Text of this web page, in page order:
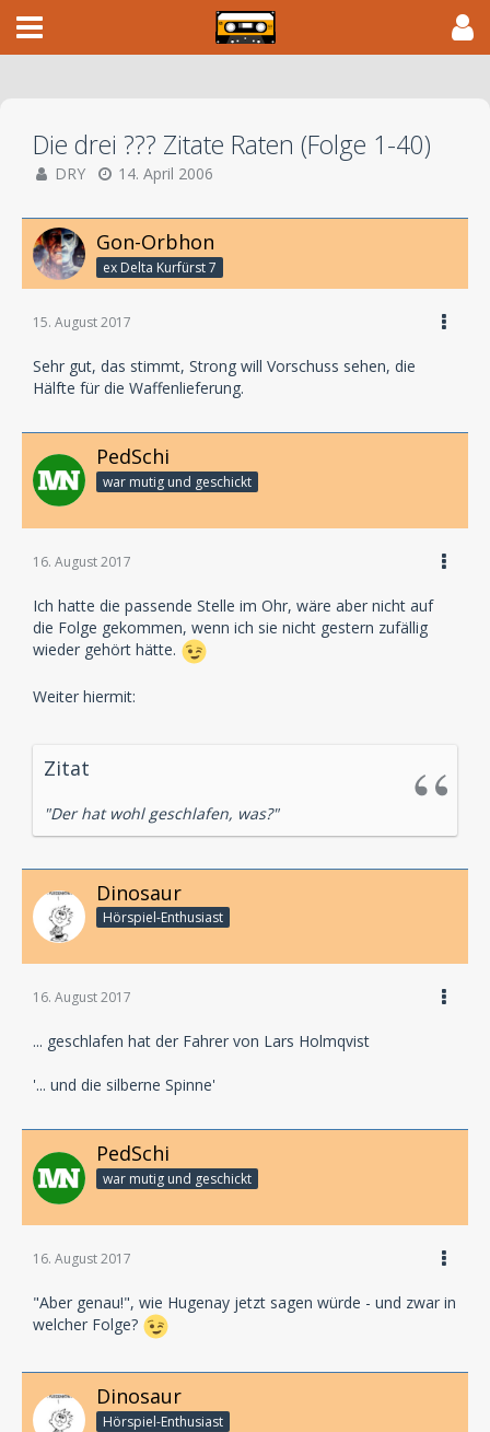
Die drei ??? Zitate Raten (Folge 1-40)
DRY 14. April 2006
Gon-Orbhon
ex Delta Kurfürst 7
15. August 2017
Sehr gut, das stimmt, Strong will Vorschuss sehen, die
Hälfte für die Waffenlieferung.
PedSchi
war mutig und geschickt
16. August 2017
Ich hatte die passende Stelle im Ohr, wäre aber nicht auf
die Folge gekommen, wenn ich sie nicht gestern zufällig
wieder gehört hätte.
Weiter hiermit:
Zitat
"Der hat wohl geschlafen, was?"
Dinosaur
Hörspiel-En­thu­si­ast
16. August 2017
... geschlafen hat der Fahrer von Lars Holmqvist
'... und die silberne Spinne'
PedSchi
war mutig und geschickt
16. August 2017
"Aber genau!", wie Hugenay jetzt sagen würde - und zwar in
welcher Folge?
Dinosaur
Hörspiel-En­thu­si­ast